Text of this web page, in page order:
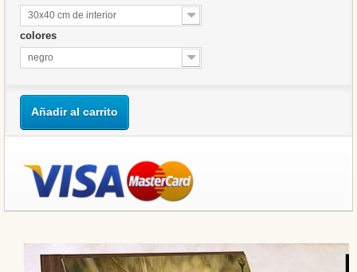
30x40 cm de interior
colores
negro
Añadir al carrito